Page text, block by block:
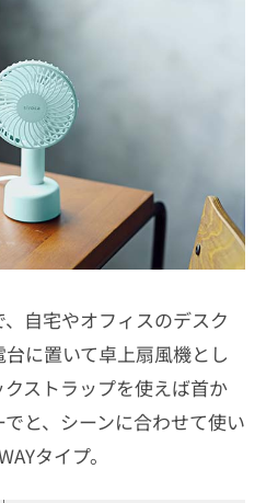
自宅やオフィスのデスク
台に置いて卓上扇風機とし
ストラップを使えば首か
と、シーンに合わせて使い
タイプ。